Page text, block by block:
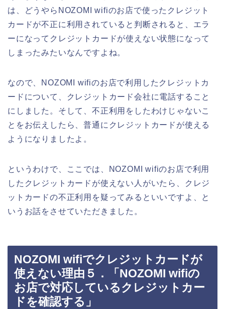
は、どうやらNOZOMI wifiのお店で使ったクレジット
カードが不正に利用されていると判断されると、エラ
ーになってクレジットカードが使えない状態になって
しまったみたいなんですよね。
なので、NOZOMI wifiのお店で利用したクレジットカ
ードについて、クレジットカード会社に電話すること
にしました。そして、不正利用をしたわけじゃないこ
とをお伝えしたら、普通にクレジットカードが使える
ようになりましたよ。
というわけで、ここでは、NOZOMI wifiのお店で利用
したクレジットカードが使えない人がいたら、クレジ
ットカードの不正利用を疑ってみるといいですよ、と
いうお話をさせていただきました。
NOZOMI wifiでクレジットカードが
使えない理由５．「NOZOMI wifiの
お店で対応しているクレジットカー
ドを確認する」